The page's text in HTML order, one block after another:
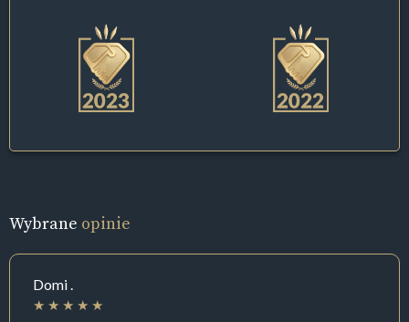
Wybrane opinie
Domi .